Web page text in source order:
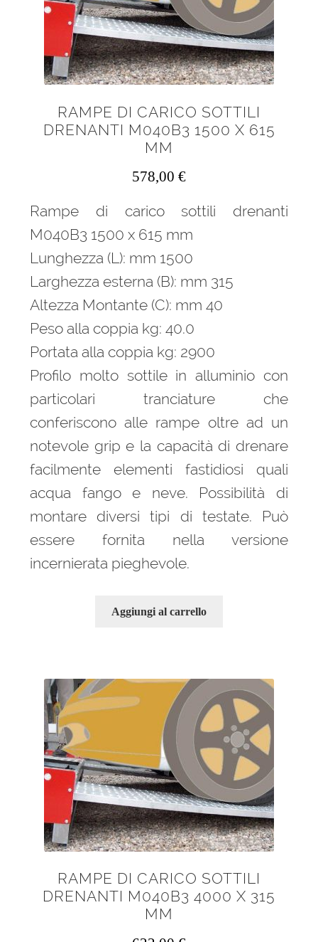
RAMPE DI CARICO SOTTILI
DRENANTI M040B3 1500 X 615
MM
578,00 €
Rampe di carico sottili drenanti
M040B3 1500 x 615 mm
Lunghezza (L): mm 1500
Larghezza esterna (B): mm 315
Altezza Montante (C): mm 40
Peso alla coppia kg: 40.0
Portata alla coppia kg: 2900
Profilo molto sottile in alluminio con
particolari tranciature che
conferiscono alle rampe oltre ad un
notevole grip e la capacità di drenare
facilmente elementi fastidiosi quali
acqua fango e neve. Possibilità di
montare diversi tipi di testate. Può
essere fornita nella versione
incernierata pieghevole.
Aggiungi al carrello
RAMPE DI CARICO SOTTILI
DRENANTI M040B3 4000 X 315
MM